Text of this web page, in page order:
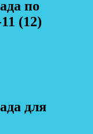
по
(12)
для